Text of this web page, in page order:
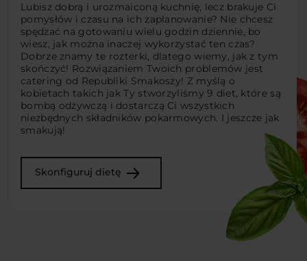
Lubisz dobrą i urozmaiconą kuchnię, lecz brakuje Ci
pomysłów i czasu na ich zaplanowanie? Nie chcesz
spędzać na gotowaniu wielu godzin dziennie, bo
wiesz, jak można inaczej wykorzystać ten czas?
Dobrze znamy te rozterki, dlatego wiemy, jak z tym
skończyć! Rozwiązaniem Twoich problemów jest
catering od Republiki Smakoszy! Z myślą o
kobietach takich jak Ty stworzyliśmy 9 diet, które są
bombą odżywczą i dostarczą Ci wszystkich
niezbędnych składników pokarmowych. I jeszcze jak
smakują!
Skonfiguruj dietę